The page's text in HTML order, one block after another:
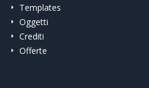
Templates
Oggetti
Crediti
Offerte